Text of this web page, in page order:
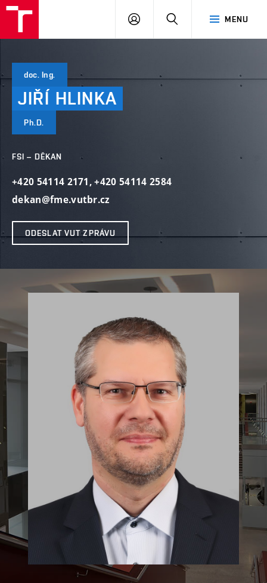
MENU
PŘIHLÁSIT
doc. Ing.
JIŘÍ HLINKA
Ph.D.
FSI – DĚKAN
+420 54114 2171,+420 54114 2584
dekan@fme.vutbr.cz
ODESLAT VUT ZPRÁVU